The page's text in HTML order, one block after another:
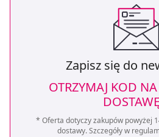
Zapisz się do
OTRZYMAJ KOD
DOSTAWĘ
* Oferta dotyczy zakupów powyżej
dostawy. Szczegóły w